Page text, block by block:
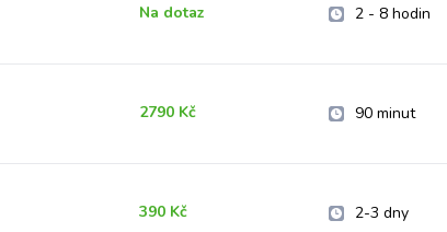
Na dotaz 2 - 8 hodin
2790 Kč 90 minut
390 Kč 2-3 dny